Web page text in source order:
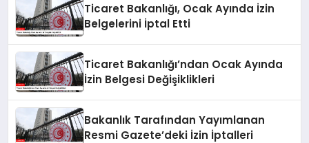
Ticaret Bakanlığı, Ocak Ayında İzin
Belgelerini İptal Etti
Ticaret Bakanlığı’ndan Ocak Ayında
İzin Belgesi Değişiklikleri
Bakanlık Tarafından Yayımlanan
Resmi Gazete’deki İzin İptalleri